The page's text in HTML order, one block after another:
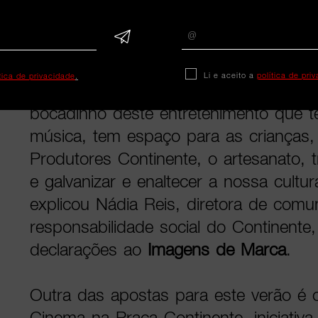
realizar-se durante dois dias em cada
bocadinho deste entretenimento que
música, tem espaço para as
Produtores Continente, o artesanato,
e galvanizar e enaltecer a nossa
explicou Nádia Reis, diretora de
responsabilidade social do
declarações ao Imagens de Marca.
Outra das apostas para este verão é
de privacidade. Li e aceito a política de